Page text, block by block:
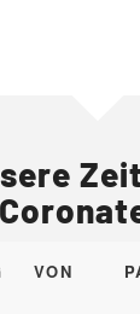
VON